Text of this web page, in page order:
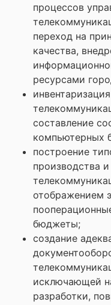
процессов
переход на
качества,
ресурсами
составление
компьютерных
построение
производства
отображением
бюджеты;
создание
исключающей
разработки,